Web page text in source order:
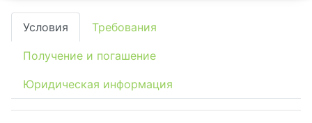
Условия Требования
Получение и погашение
Юридическая информация